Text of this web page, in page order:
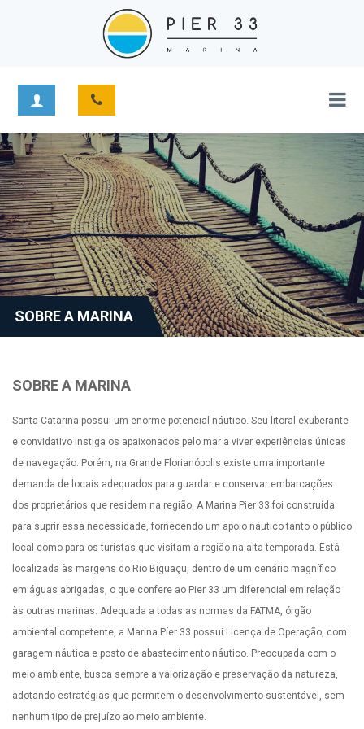
SOBRE A MARINA
SOBRE A MARINA
Santa Catarina possui um enorme potencial náutico. Seu litoral exuberante
e convidativo instiga os apaixonados pelo mar a viver experiências únicas
de navegação. Porém, na Grande Florianópolis existe uma importante
demanda de locais adequados para guardar e conservar embarcações
dos proprietários que residem na região. A Marina Pier 33 foi construída
para suprir essa necessidade, fornecendo um apoio náutico tanto o público
local como para os turistas que visitam a região na alta temporada. Está
localizada às margens do Rio Biguaçu, dentro de um cenário magnífico
em águas abrigadas, o que confere ao Pier 33 um diferencial em relação
às outras marinas. Adequada a todas as normas da FATMA, órgão
ambiental competente, a Marina Píer 33 possui Licença de Operação, com
garagem náutica e posto de abastecimento náutico. Preocupada com o
meio ambiente, busca sempre a valorização e preservação da natureza,
adotando estratégias que permitem o desenvolvimento sustentável, sem
nenhum tipo de prejuízo ao meio ambiente.